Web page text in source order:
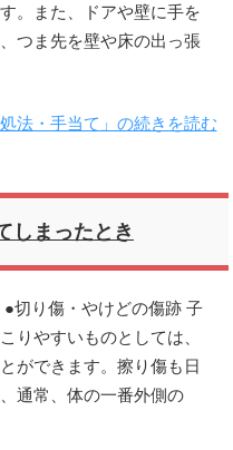
。また、ドアや壁に手を
つま先を壁や床の出っ張
法・手当て」の続きを読む
しまったとき
切り傷・やけどの傷跡 子
りやすいものとしては、
ができます。擦り傷も日
通常、体の一番外側の